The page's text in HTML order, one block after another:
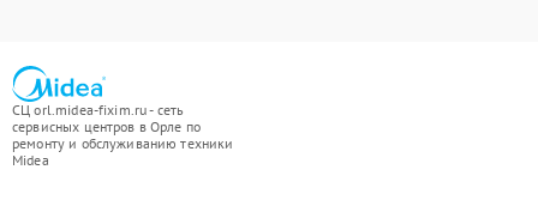
СЦ orl.midea-fixim.ru - сеть
сервисных центров в Орле по
ремонту и обслуживанию техники
Midea